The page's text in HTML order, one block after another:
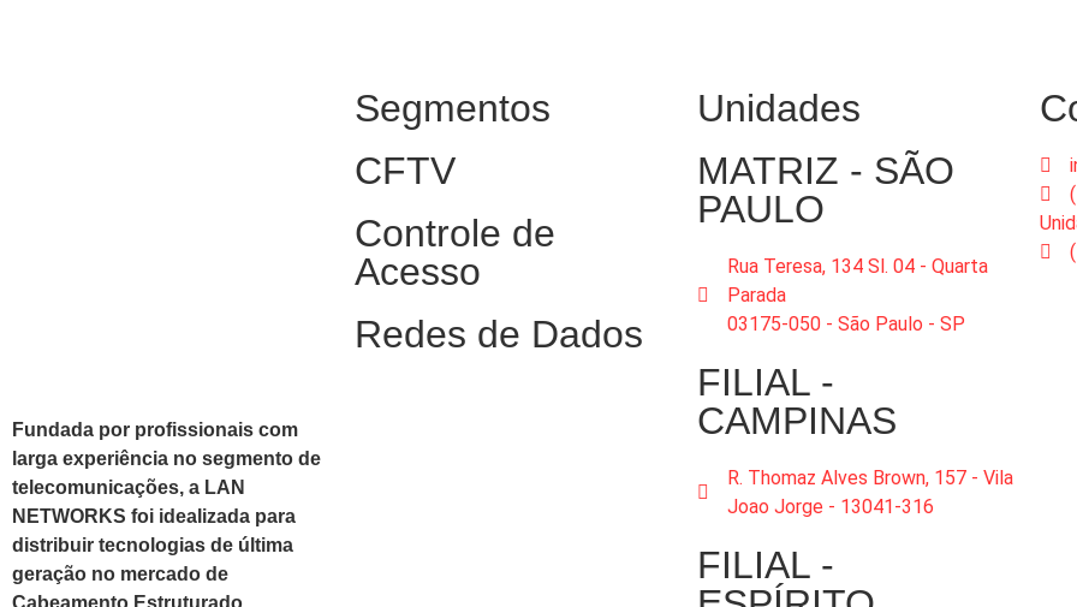
Fundada por profissionais com
larga experiência no segmento de
telecomunicações, a LAN
NETWORKS foi idealizada para
distribuir tecnologias de última
geração no mercado de
Segmentos
CFTV
Controle de
Acesso
Redes de Dados
Unidades
MATRIZ - SÃO
PAULO
Rua Teresa, 134 Sl. 04 - Quarta
Parada
03175-050 - São Paulo - SP
FILIAL -
CAMPINAS
R. Thomaz Alves Brown, 157 - Vila
Joao Jorge - 13041-316
FILIAL -